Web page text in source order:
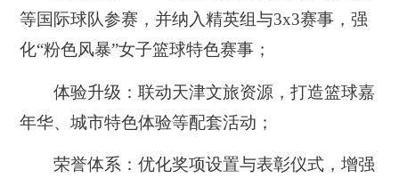
等国际球队参赛，并纳入精英组与3x3赛事，强
化“粉色风暴”女子篮球特色赛事；
体验升级：联动天津文旅资源，打造篮球嘉
年华、城市特色体验等配套活动；
荣誉体系：优化奖项设置与表彰仪式，增强